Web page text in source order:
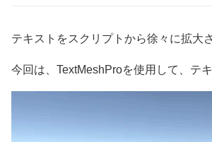
テキストをスクリプトから徐々に拡大
今回は、TextMeshProを使用して、テ